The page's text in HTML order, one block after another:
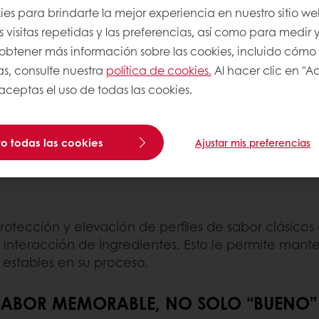
DEFINEN EL “BUEN SABOR”
sabores de la panadería que se sienten
se conectan con la herencia y la artesanía.
artesanales con la autenticidad y la calidad.
La diferenciación proviene decuán bien
y elevación de perfiles de sabor
de ingredientes. Esto le permite
en su proceso.
MEMORABLE, NO SOLO “BUENO”
para brindarte la mejor experiencia en nuestro sitio
visitas repetidas y las preferencias, así como para medir
más información sobre las cookies, incluido cómo
consulte nuestra política de cookies. Al hacer clic en
el uso de todas las cookies.
todas las cookies Ajustar mis preferencias